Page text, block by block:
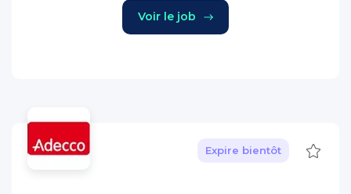
Voir le job
Expire bientôt